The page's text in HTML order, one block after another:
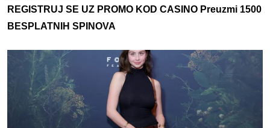
REGISTRUJ SE UZ PROMO KOD CASINO Preuzmi 1500
BESPLATNIH SPINOVA